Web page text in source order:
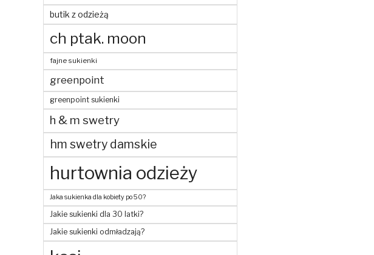
butik z odzieżą
ch ptak. moon
fajne sukienki
greenpoint
greenpoint sukienki
h & m swetry
hm swetry damskie
hurtownia odzieży
Jaka sukienka dla kobiety po 50?
Jakie sukienki dla 30 latki?
Jakie sukienki odmładzają?